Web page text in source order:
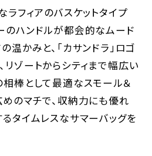
ラフィアのバスケットタイプ
のハンドルが都会的なムード
温かみと、「カサンドラ」ロゴ
リゾートからシティまで幅広い
相棒として最適なスモール＆
めのマチで、収納力にも優れ
るタイムレスなサマーバッグを